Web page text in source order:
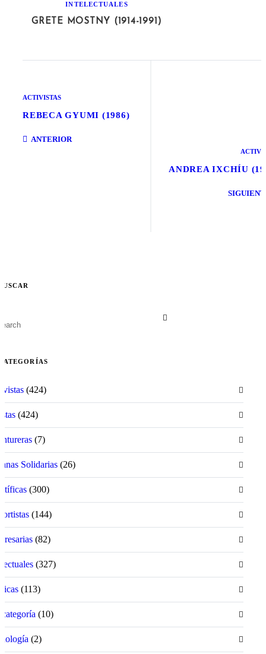
INTELECTUALES
GRETE MOSTNY (1914-1991)
ACTIVISTAS
REBECA GYUMI (1986)
ANTERIOR
ANDREA IXCHÍU
(424)
(424)
(7)
Solidarias (26)
(300)
(144)
(82)
(327)
(113)
(10)
(2)